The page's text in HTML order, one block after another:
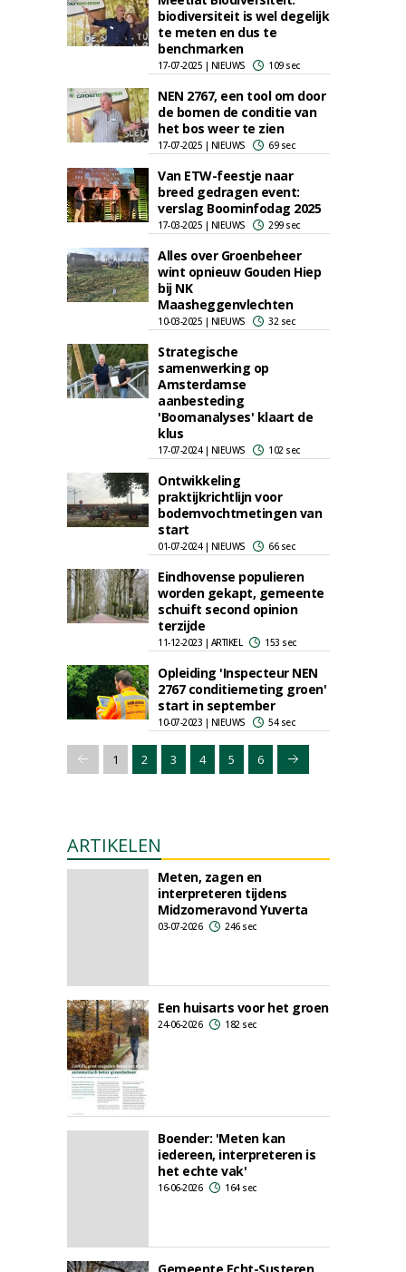
biodiversiteit is wel degelijk
te meten en dus te
benchmarken
17-07-2025 | NIEUWS 109 sec
NEN 2767, een tool om door
de bomen de conditie van
het bos weer te zien
17-07-2025 | NIEUWS 69 sec
Van ETW-feestje naar
breed gedragen event:
verslag Boominfodag 2025
17-03-2025 | NIEUWS 299 sec
Alles over Groenbeheer
wint opnieuw Gouden Hiep
bij NK
Maasheggenvlechten
10-03-2025 | NIEUWS 32 sec
Strategische
samenwerking op
Amsterdamse
aanbesteding
'Boomanalyses' klaart de
klus
17-07-2024 | NIEUWS 102 sec
Ontwikkeling
praktijkrichtlijn voor
bodemvochtmetingen van
start
01-07-2024 | NIEUWS 66 sec
Eindhovense populieren
worden gekapt, gemeente
schuift second opinion
terzijde
11-12-2023 | ARTIKEL 153 sec
Opleiding 'Inspecteur NEN
2767 conditiemeting groen'
start in september
10-07-2023 | NIEUWS 54 sec
1 2 3 4 5 6
ARTIKELEN
Meten, zagen en
interpreteren tijdens
Midzomeravond Yuverta
03-07-2026 246 sec
Een huisarts voor het groen
24-06-2026 182 sec
Boender: 'Meten kan
iedereen, interpreteren is
het echte vak'
16-06-2026 164 sec